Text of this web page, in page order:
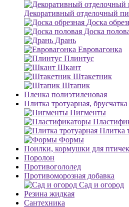
Декоративный отделочный
Доска
Доска
Дрань
Евровагонка
Плинтус
Шкант
Штакетник
Штапик
Пленка полиэтиленовая
Плитка тротуарная, брусчатка
Пигменты
Плитка
Формы
Поилки, кормушки для
Поролон
Противогололед
Противоморозная добавка
Сад и огород
Резина жидкая
Сантехника